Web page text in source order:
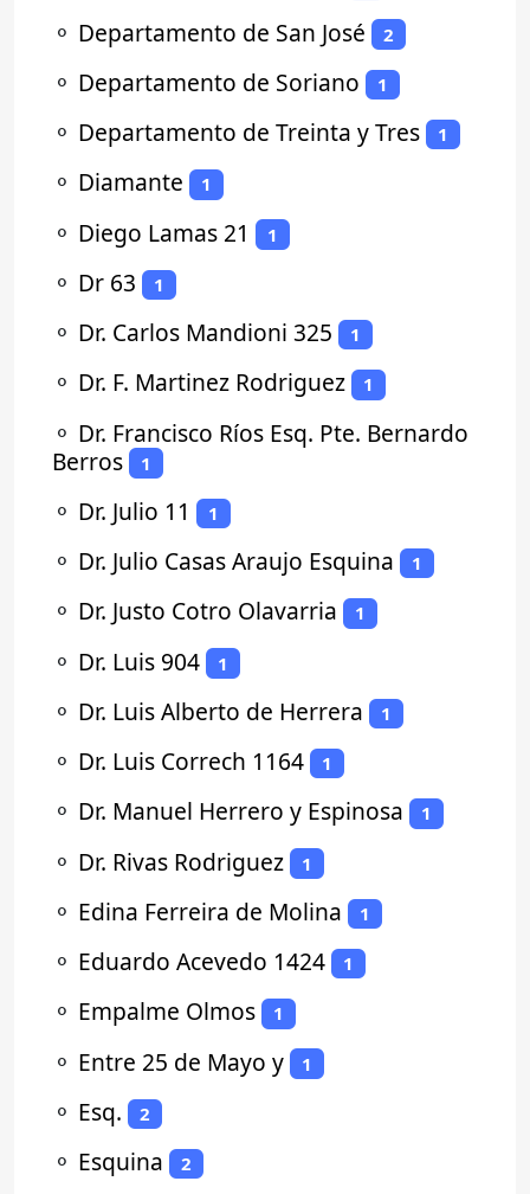
⚬ Departamento de San José 2
⚬ Departamento de Soriano 1
⚬ Departamento de Treinta y Tres 1
⚬ Diamante 1
⚬ Diego Lamas 21 1
⚬ Dr 63 1
⚬ Dr. Carlos Mandioni 325 1
⚬ Dr. F. Martinez Rodriguez 1
⚬ Dr. Francisco Ríos Esq. Pte. Bernardo
Berros
1
⚬ Dr. Julio 11 1
⚬ Dr. Julio Casas Araujo Esquina 1
⚬ Dr. Justo Cotro Olavarria 1
⚬ Dr. Luis 904 1
⚬ Dr. Luis Alberto de Herrera 1
⚬ Dr. Luis Correch 1164 1
⚬ Dr. Manuel Herrero y Espinosa 1
⚬ Dr. Rivas Rodriguez 1
⚬ Edina Ferreira de Molina 1
⚬ Eduardo Acevedo 1424 1
⚬ Empalme Olmos 1
⚬ Entre 25 de Mayo y 1
⚬ Esq. 2
⚬ Esquina 2